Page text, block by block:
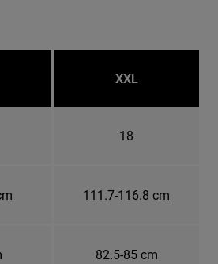
XXL
18
111.7-116.8 cm
82.5-85 cm